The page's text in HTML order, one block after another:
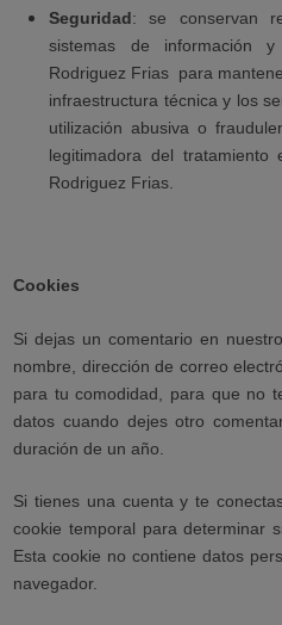
Seguridad: se conservan
sistemas de información
Rodriguez Frias para
infraestructura técnica y los
utilización abusiva o
legitimadora del
Rodriguez Frias.
Cookies
Si dejas un comentario en
nombre, dirección de correo
para tu comodidad, para que no
datos cuando dejes otro
duración de un año.
Si tienes una cuenta y te
cookie temporal para determinar
Esta cookie no contiene datos
navegador.